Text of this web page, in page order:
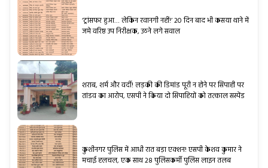
‘ट्रांसफर हुआ… लेकिन रवानगी नहीं!’ 20 दिन बाद भी कसया थाने में
जमे वरिष्ठ उप निरीक्षक, उठने लगे सवाल
शराब, शर्म और वर्दी! लड़की की डिमांड पूरी न होने पर सिपाही पर
तांडव का आरोप, एसपी ने किया दो सिपाहियों को तत्काल सस्पेंड
कुशीनगर पुलिस में आधी रात बड़ा एक्शन! एसपी केशव कुमार ने
मचाई हलचल, एक साथ 28 पुलिसकर्मी पुलिस लाइन तलब